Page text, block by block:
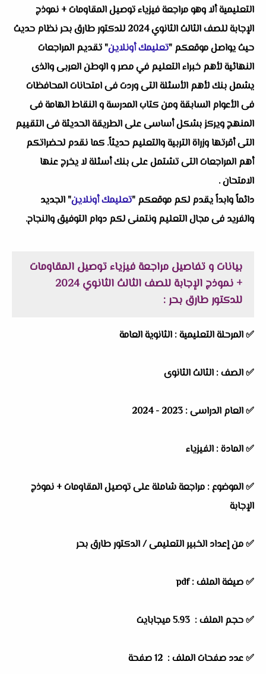
التعليمية ألا وهو مراجعة فيزياء توصيل المقاومات + نموذج
الإجابة للصف الثالث الثانوي 2024 للدكتور طارق بحر نظام حديث
حيث يواصل موقعكم "تعليمك أونلاين" تقديم المراجعات
النهائية لأهم خبراء التعليم في مصر و الوطن العربى والذى
يشمل بنك لأهم الأسئلة التى وردت فى امتحانات المحافظات
فى الأعوام السابقة ومن كتاب المدرسة و النقاط الهامة فى
المنهج ويركز بشكل أساسى على الطريقة الحديثة فى التقييم
التى أقرتها وزراة التربية والتعليم حديثاً. كما نقدم لحضراتكم
أهم المراجعات التى تشتمل على بنك أسئلة لا يخرج عنها
الامتحان .
دائماً وابداً يقدم لكم موقعكم "تعليمك أونلاين" الجديد
والفريد فى مجال التعليم ونتمنى لكم دوام التوفيق والنجاح.
بيانات و تفاصيل مراجعة فيزياء توصيل المقاومات
+ نموذج الإجابة للصف الثالث الثانوي 2024
للدكتور طارق بحر :
✅ المرحلة التعليمية : الثانوية العامة
✅ الصف : الثالث الثانوى
✅ العام الدراسى : 2023 - 2024
✅ المادة : الفيزياء
✅ الموضوع : مراجعة شاملة على توصيل المقاومات + نموذج
الإجابة
✅ من إعداد الخبير التعليمى /الدكتور طارق بحر
✅ صيغة الملف : pdf
✅ حجم الملف : 5.93 ميجابايت
✅ عدد صفحات الملف : 12 صفحة